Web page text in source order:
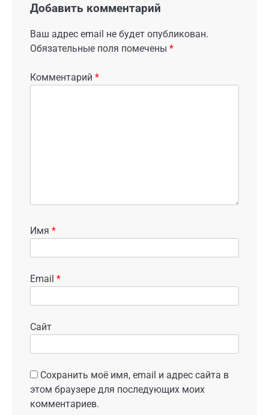
Добавить комментарий
Ваш адрес email не будет опубликован.
Обязательные поля помечены *
Комментарий *
Имя *
Email *
Сайт
Сохранить моё имя, email и адрес сайта в
этом браузере для последующих моих
комментариев.